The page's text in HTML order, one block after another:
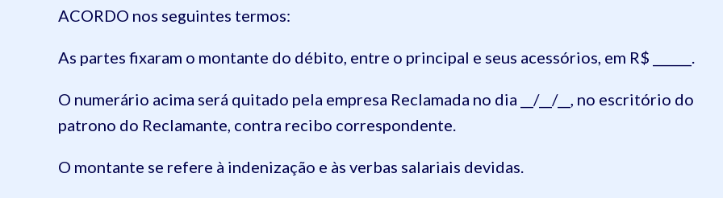
ACORDO nos seguintes termos:
As partes fixaram o montante do débito, entre o principal e seus acessórios, em R$ ______.
O numerário acima será quitado pela empresa Reclamada no dia __/__/__, no escritório do
patrono do Reclamante, contra recibo correspondente.
O montante se refere à indenização e às verbas salariais devidas.